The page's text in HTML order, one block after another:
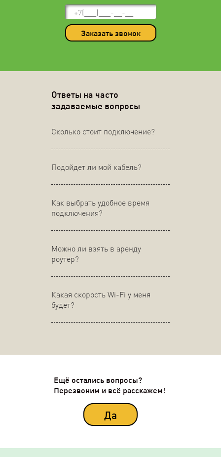
Заказать звонок
Ответы на часто
задаваемые вопросы
Сколько стоит подключение?
Подойдет ли мой кабель?
Как выбрать удобное время
подключения?
Можно ли взять в аренду
роутер?
Какая скорость Wi-Fi у меня
будет?
Ещё остались вопросы?
Перезвоним и всё расскажем!
Да